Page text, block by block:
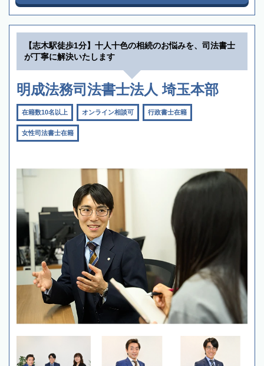
【志木駅徒歩1分】十人十色の相続のお悩みを、司法書士
が丁寧に解決いたします
明成法務司法書士法人 埼玉本部
在籍数10名以上 オンライン相談可 行政書士在籍
女性司法書士在籍